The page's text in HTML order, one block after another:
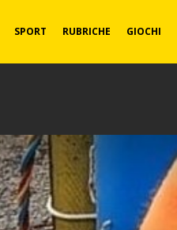
SPORT RUBRICHE GIOCHI